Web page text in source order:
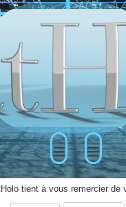
≡ ≡
tient à vous remercier de